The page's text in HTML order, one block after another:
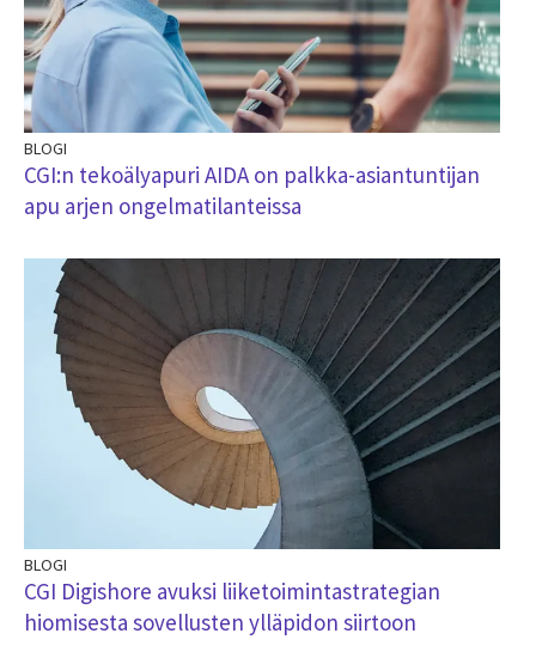
BLOGI
CGI:n tekoälyapuri AIDA on palkka-asiantuntijan
apu arjen ongelmatilanteissa
BLOGI
CGI Digishore avuksi liiketoimintastrategian
hiomisesta sovellusten ylläpidon siirtoon